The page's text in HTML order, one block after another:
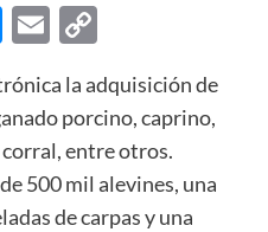
Messenger
EmailCopy
la adquisición de
porcino, caprino,
corral, entre otros.
500 mil alevines, una
de carpas y una